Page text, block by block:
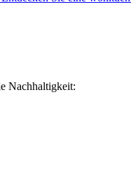
Nachhaltigkeit: